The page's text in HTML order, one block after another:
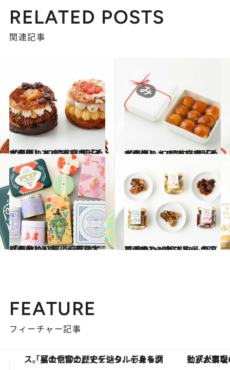
RELATED POSTS
関連記事
2022.12.23
【画像】 47都道府県「手土産グルメ」2023 “東日本の旨いもの”を総まとめ
グルメ 2023.1.5
【画像】 47都道府県「手土産グルメ」2023 “西日本の旨いもの”を総まとめ
グルメ
2022.3.19
【画像】47都道府県の「かわいい缶」～西日本総まとめ～
グルメ 2023.1.13
【画像】47都道府県 至高の手みやげリスト ～中国篇 2023～(全15品)
グルメ
FEATURE
フィーチャー記事
「大事なのは地域の意識を変えること」。ロレックス賞受賞の自然保護活動家が実現させたナイジェリアの自然環境の復活